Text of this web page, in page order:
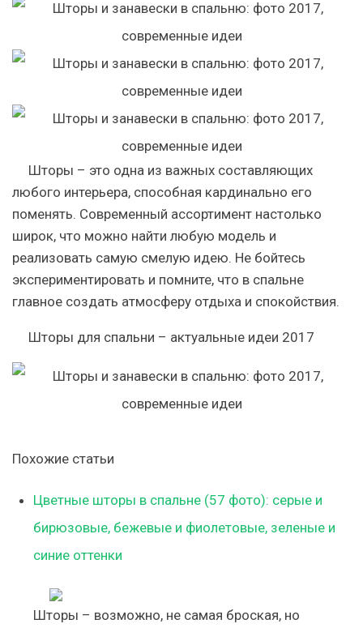
Шторы – это одна из важных составляющих
любого интерьера, способная кардинально его
поменять. Современный ассортимент настолько
широк, что можно найти любую модель и
реализовать самую смелую идею. Не бойтесь
экспериментировать и помните, что в спальне
главное создать атмосферу отдыха и спокойствия.
Шторы для спальни – актуальные идеи 2017
Похожие статьи
Цветные шторы в спальне (57 фото): серые и
бирюзовые, бежевые и фиолетовые, зеленые и
синие оттенки
Шторы – возможно, не самая броская, но